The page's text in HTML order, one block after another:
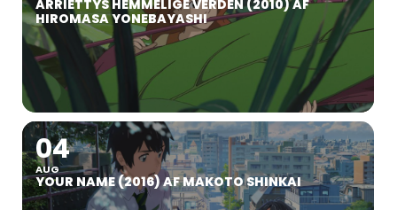
ARRIETTYS HEMMELIGE VERDEN (2010) AF
HIROMASA YONEBAYASHI
04
AUG
YOUR NAME (2016) AF MAKOTO SHINKAI